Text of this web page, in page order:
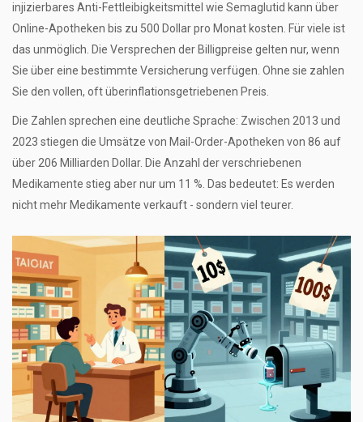
injizierbares Anti-Fettleibigkeitsmittel wie Semaglutid kann über
Online-Apotheken bis zu 500 Dollar pro Monat kosten. Für viele ist
das unmöglich. Die Versprechen der Billigpreise gelten nur, wenn
Sie über eine bestimmte Versicherung verfügen. Ohne sie zahlen
Sie den vollen, oft überinflationsgetriebenen Preis.
Die Zahlen sprechen eine deutliche Sprache: Zwischen 2013 und
2023 stiegen die Umsätze von Mail-Order-Apotheken von 86 auf
über 206 Milliarden Dollar. Die Anzahl der verschriebenen
Medikamente stieg aber nur um 11 %. Das bedeutet: Es werden
nicht mehr Medikamente verkauft - sondern viel teurer.